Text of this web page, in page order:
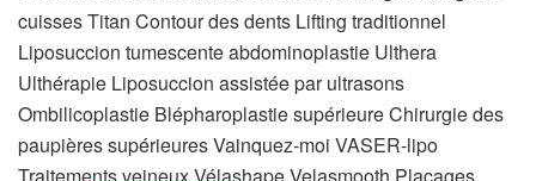
cuisses Titan Contour des dents Lifting traditionnel
Liposuccion tumescente abdominoplastie Ulthera
Ulthérapie Liposuccion assistée par ultrasons
Ombilicoplastie Blépharoplastie supérieure Chirurgie des
paupières supérieures Vainquez-moi VASER-lipo
Traitements veineux Vélashape Velasmooth Placages